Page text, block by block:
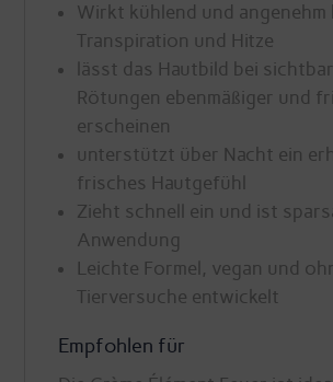
Wirkt kühlend und angenehm
Transpiration und Hitze
lässt das Hautbild bei
Rötungen ebenmäßiger und
erscheinen
unterstützt über Nacht ein
frisches Hautgefühl
Zieht schnell ein und ist
Anwendung
Leichte Formel, vegan und
Tierversuche entwickelt
Empfohlen für